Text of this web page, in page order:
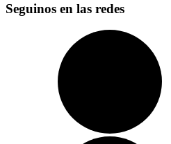
Seguinos en las redes